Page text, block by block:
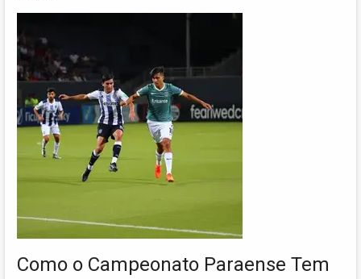
Como o Campeonato Paraense Tem